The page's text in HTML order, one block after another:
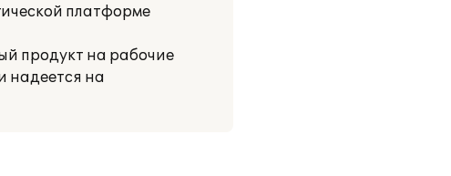
платформе
продукт на рабочие
надеется на